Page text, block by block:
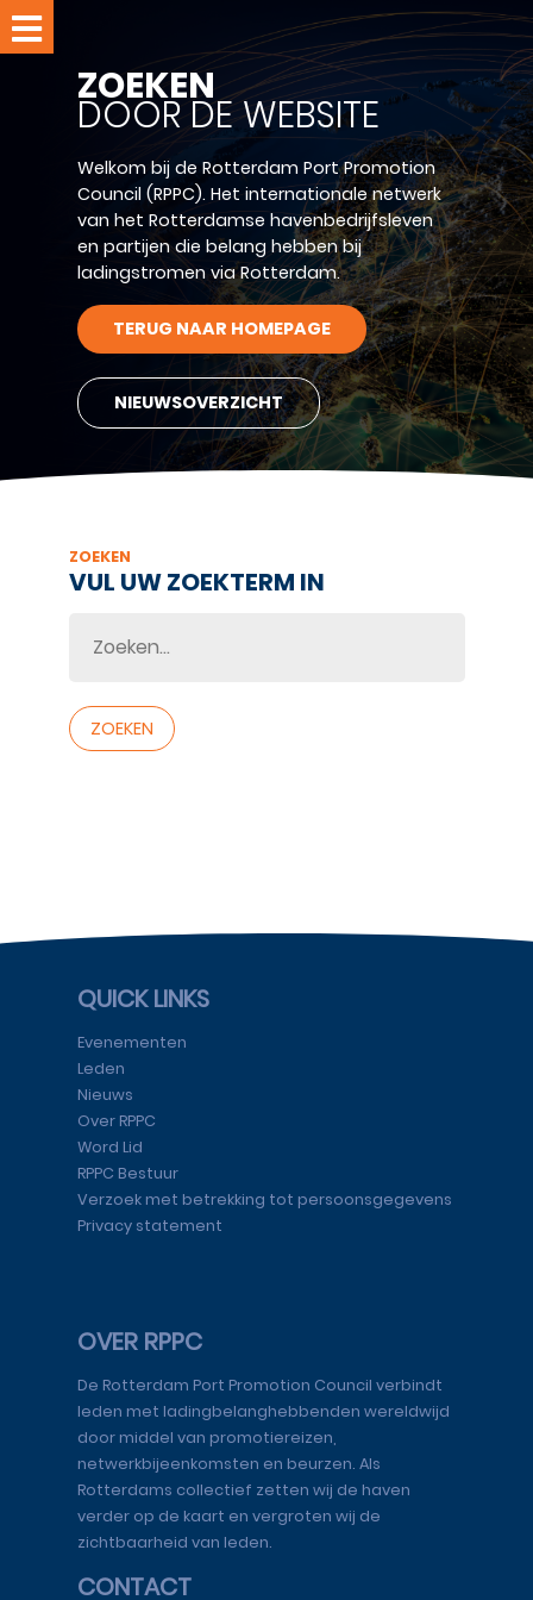
Home
Evenementen
Nieuws
RPPC-
studio
Over
RPPC
Ledennet
Word
NL
ZOEKEN
DOOR DE WEBSITE
Welkom bij de Rotterdam Port Promotion
Council (RPPC). Het internationale netwerk
van het Rotterdamse havenbedrijfsleven
en partijen die belang hebben bij
ladingstromen via Rotterdam.
TERUG NAAR HOMEPAGE
NIEUWSOVERZICHT
ZOEKEN
VUL UW ZOEKTERM IN
QUICK LINKS
Evenementen
Leden
Nieuws
Over RPPC
Word Lid
RPPC Bestuur
Verzoek met betrekking tot persoonsgegevens
Privacy statement
OVER RPPC
De Rotterdam Port Promotion Council verbindt
leden met ladingbelanghebbenden wereldwijd
door middel van promotiereizen,
netwerkbijeenkomsten en beurzen. Als
Rotterdams collectief zetten wij de haven
verder op de kaart en vergroten wij de
zichtbaarheid van leden.
CONTACT